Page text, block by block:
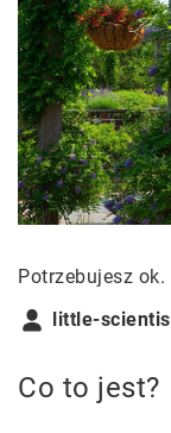
Potrzebujesz
little-
Co to jest?